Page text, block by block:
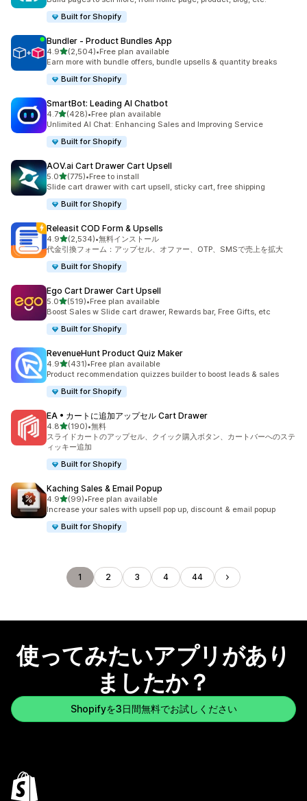
Built for Shopify
Bundler ‑ Product Bundles App
4.95つ星中
(2,504)
合計レビュー数：2504件
•Free plan available
Earn more with bundle offers, bundle upsells & quantity breaks
Built for Shopify
SmartBot: Leading AI Chatbot
4.75つ星中
(428)
合計レビュー数：428件
•Free plan available
Unlimited AI Chat: Enhancing Sales and Improving Service
Built for Shopify
AOV.ai Cart Drawer Cart Upsell
5.05つ星中
(775)
合計レビュー数：775件
•Free to install
Slide cart drawer with cart upsell, sticky cart, free shipping
Built for Shopify
Releasit COD Form & Upsells
4.95つ星中
(2,534)
合計レビュー数：2534件
•無料インストール
代金引換フォーム：アップセル、オファー、OTP、SMSで売上を拡大
Built for Shopify
Ego Cart Drawer Cart Upsell
5.05つ星中
(519)
合計レビュー数：519件
•Free plan available
Boost Sales w Slide cart drawer, Rewards bar, Free Gifts, etc
Built for Shopify
RevenueHunt Product Quiz Maker
4.95つ星中
(431)
合計レビュー数：431件
•Free plan available
Product recommendation quizzes builder to boost leads & sales
Built for Shopify
EA • カートに追加アップセル Cart Drawer
4.85つ星中
(190)
合計レビュー数：190件
•無料
スライドカートのアップセル、クイック購入ボタン、カートバーへのステ
ィッキー追加
Built for Shopify
Kaching Sales & Email Popup
4.95つ星中
(99)
合計レビュー数：99件
•Free plan available
Increase your sales with upsell pop up, discount & email popup
Built for Shopify
1 2 3 4 44
使ってみたいアプリがあり
ましたか？
Shopifyを3日間無料でお試しください